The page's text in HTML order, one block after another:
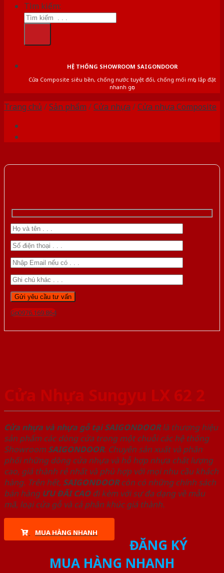
Tìm kiếm:
HỆ THỐNG SHOWROOM SAIGONDOOR
Cửa Composite siêu bền, chống nước tuyệt đối, chống mối mọt, lắp đặt
nhanh gọn
Trang chủ /Sản phẩm /Cửa nhựa /Cửa nhựa Composite
Gọi 0976.169.864
Cửa Nhựa Sungyu LX 62 2
Cửa nhựa và nhựa gỗ tại SAIGONDOORlà thương hiệu
sản phẩm các dòng cửa trong một chuỗi các hệ thống
Showroom SAIGONDOOR. Chuyên sản xuất và phân
phối những dòng cửa nhựa và hỗ hợp nhựa chất lượng
cao, giá thành rẻ nhất và phù hợp với mọi nhu cầu khách
hàng. Trên hết, SAIGONDOORcòn có những chính sách
bán hàng ƯU ĐÃI CAOđi kèm với sự đa dạng về mẫu
mã, loại cửa gỗ và cả phân khúc giá thành.
MUA HÀNG NHANH
ĐĂNG KÝ
MUA HÀNG NHANH